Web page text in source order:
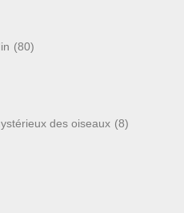
(80)
des oiseaux (8)